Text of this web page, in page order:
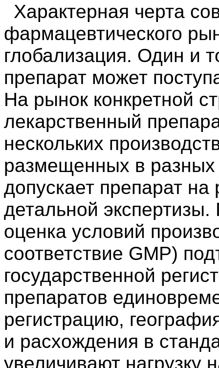
Характерная черта
фармацевтического
глобализация. Один и
препарат может
На рынок конкретной
лекарственный
нескольких
размещенных в разных
допускает препарат на
детальной
оценка условий
соответствие GMP)
государственной
препаратов
регистрацию,
и расхождения в
увеличивают нагрузку